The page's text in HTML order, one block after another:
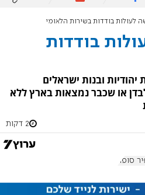
לעולות בודדות בשירות הלאומי
בודדות
יהודיות ובנות ישראלים
או שכבר נמצאות בארץ ללא
2 דקות
סופר